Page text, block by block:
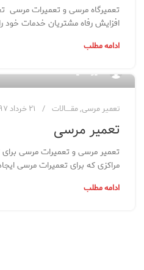
تعمیرگاه مرسی و تعمیرات مرسی
افزایش رفاه مشتریان خدمات خود
ادامه مطلب
مدیر سایت
تعمیر مرسی,مقــــالات ۲۱ خرداد ۱۳۹۷
تعمیر مرسی
تعمیر مرسی و تعمیرات مرسی
مراکزی که برای تعمیرات مرسی
ادامه مطلب